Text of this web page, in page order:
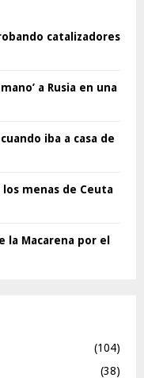
catalizadores
a Rusia en una
iba a casa de
menas de Ceuta
la Macarena por el
(104)
(38)